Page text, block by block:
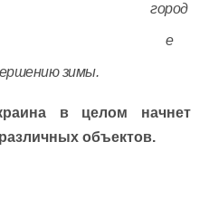
город
е
зимы.
в целом начнет
объектов.